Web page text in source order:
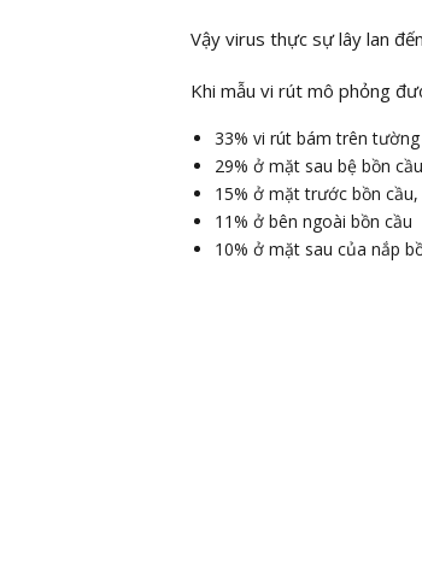
Vậy virus thực sự lây lan
Khi mẫu vi rút mô phỏng
33% vi rút bám trên tường
29% ở mặt sau bệ bồn cầu
15% ở mặt trước bồn
11% ở bên ngoài bồn cầu
10% ở mặt sau của nắp